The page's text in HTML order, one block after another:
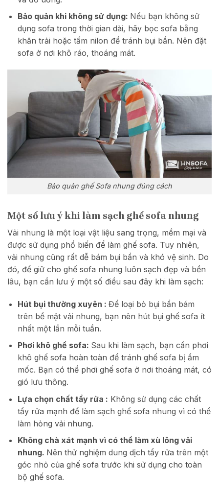
Bảo quản khi không sử dụng: Nếu bạn không sử
dụng sofa trong thời gian dài, hãy bọc sofa bằng
khăn trải hoặc tấm nilon để tránh bụi bẩn. Nên đặt
sofa ở nơi khô ráo, thoáng mát.
Bảo quản ghế Sofa nhung đúng cách
Một số lưu ý khi làm sạch ghế sofa nhung
Vải nhung là một loại vật liệu sang trọng, mềm mại và
được sử dụng phổ biến để làm ghế sofa. Tuy nhiên,
vải nhung cũng rất dễ bám bụi bẩn và khó vệ sinh. Do
đó, để giữ cho ghế sofa nhung luôn sạch đẹp và bền
lâu, bạn cần lưu ý một số điều sau đây khi làm sạch:
Hút bụi thường xuyên : Để loại bỏ bụi bẩn bám
trên bề mặt vải nhung, bạn nên hút bụi ghế sofa ít
nhất một lần mỗi tuần.
Phơi khô ghế sofa: Sau khi làm sạch, bạn cần phơi
khô ghế sofa hoàn toàn để tránh ghế sofa bị ẩm
mốc. Bạn có thể phơi ghế sofa ở nơi thoáng mát, có
gió lưu thông.
Lựa chọn chất tẩy rửa : Không sử dụng các chất
tẩy rửa mạnh để làm sạch ghế sofa nhung vì có thể
làm hỏng vải nhung.
Không chà xát mạnh vì có thể làm xù lông vải
nhung. Nên thử nghiệm dung dịch tẩy rửa trên một
góc nhỏ của ghế sofa trước khi sử dụng cho toàn
bộ ghế sofa.